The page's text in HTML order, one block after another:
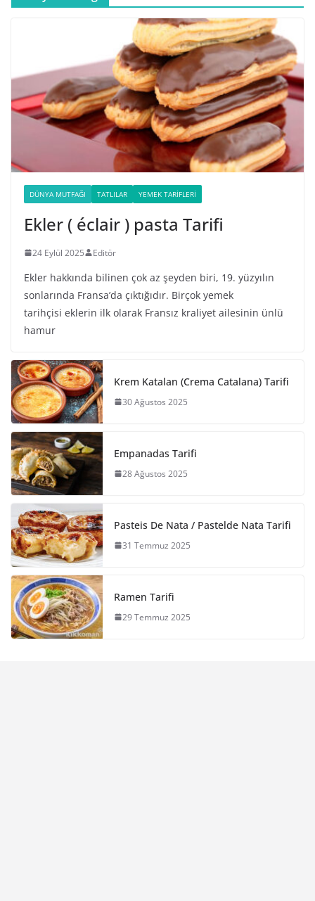
DÜNYA MUTFAĞI TATLILAR YEMEK TARIFLERI
Ekler ( éclair ) pasta Tarifi
24 Eylül 2025 Editör
Ekler hakkında bilinen çok az şeyden biri, 19. yüzyılın
sonlarında Fransa’da çıktığıdır. Birçok yemek
tarihçisi eklerin ilk olarak Fransız kraliyet ailesinin ünlü
hamur
Krem Katalan (Crema Catalana) Tarifi
30 Ağustos 2025
Empanadas Tarifi
28 Ağustos 2025
Pasteis De Nata / Pastelde Nata Tarifi
31 Temmuz 2025
Ramen Tarifi
29 Temmuz 2025